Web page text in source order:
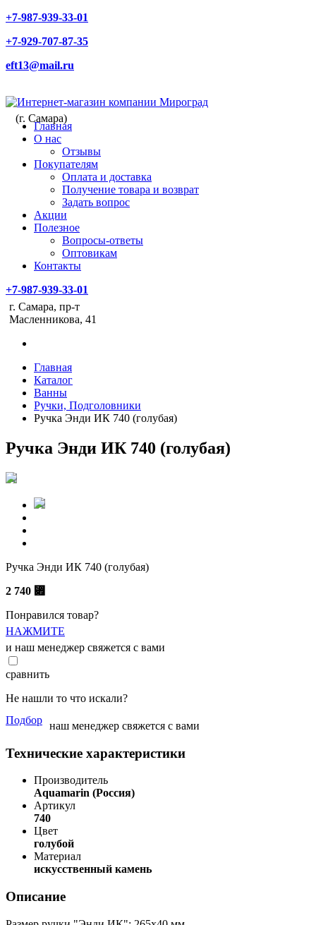
+7-987-939-33-01
+7-929-707-87-35
eft13@mail.ru
(г. Самара)
Главная
О нас
Отзывы
Покупателям
Оплата и доставка
Получение товара и возврат
Задать вопрос
Акции
Полезное
Вопросы-ответы
Оптовикам
Контакты
+7-987-939-33-01
г. Самара, пр-т
Масленникова, 41
Главная
Каталог
Ванны
Ручки, Подголовники
Ручка Энди ИК 740 (голубая)
Ручка Энди ИК 740 (голубая)
Ручка Энди ИК 740 (голубая)
2 740 ⃏
Понравился товар?
НАЖМИТЕ
и наш менеджер свяжется с вами
сравнить
Не нашли то что искали?
Подбор наш менеджер свяжется с вами
Технические характеристики
Производитель
Aquamarin (Россия)
Артикул
740
Цвет
голубой
Материал
искусственный камень
Описание